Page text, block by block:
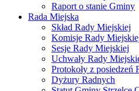
Raport o stanie Gminy
Rada Miejska
Skład Rady Miejskiej
Komisje Rady
Sesje Rady Miejskiej
Uchwały Rady
Protokoły z posiedzeń
Dyżury Radnych